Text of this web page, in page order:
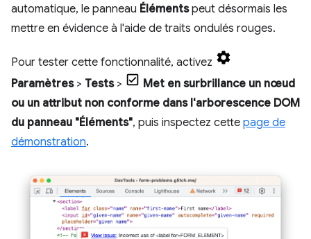
automatique, le panneau Élémentspeut désormais les
mettre en évidence à l'aide de traits ondulés rouges.
Pour tester cette fonctionnalité, activez
Paramètres> Tests>
Met en surbrillance un nœud
ou un attribut non conforme dans l'arborescence DOM
du panneau "Éléments", puis inspectez cette page de
démonstration.